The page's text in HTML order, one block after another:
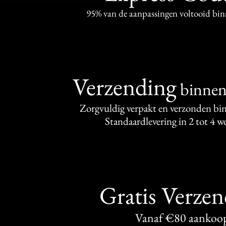
95% van de aanpassingen voltooid
Verzending
Zorgvuldig verpakt en verzonden
Standaardlevering in 2 tot 4
Gratis
Vanaf €80